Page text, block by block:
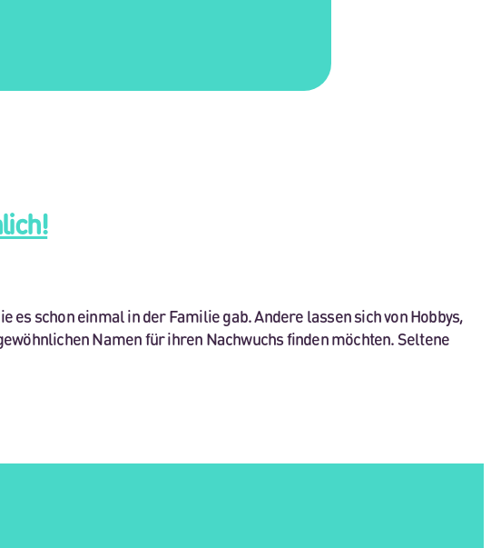
schon einmal in der Familie gab. Andere lassen sich von Hobbys,
Namen für ihren Nachwuchs finden möchten. Seltene